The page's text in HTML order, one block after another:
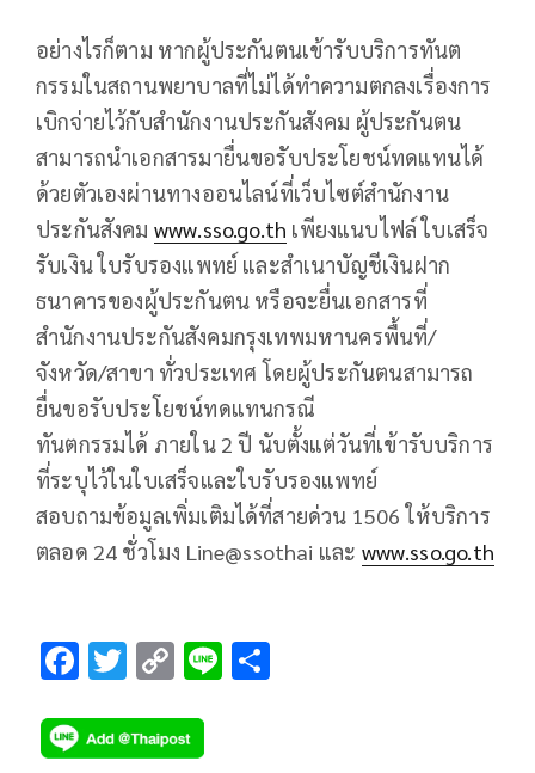
อย่างไรก็ตาม หากผู้ประกันตนเข้ารับบริการทันต
กรรมในสถานพยาบาลที่ไม่ได้ทำความตกลงเรื่องการ
เบิกจ่ายไว้กับสำนักงานประกันสังคม ผู้ประกันตน
สามารถนำเอกสารมายื่นขอรับประโยชน์ทดแทนได้
ด้วยตัวเองผ่านทางออนไลน์ที่เว็บไซต์สำนักงาน
ประกันสังคม www.sso.go.th เพียงแนบไฟล์ ใบเสร็จ
รับเงิน ใบรับรองแพทย์ และสำเนาบัญชีเงินฝาก
ธนาคารของผู้ประกันตน หรือจะยื่นเอกสารที่
สำนักงานประกันสังคมกรุงเทพมหานครพื้นที่/
จังหวัด/สาขา ทั่วประเทศ โดยผู้ประกันตนสามารถ
ยื่นขอรับประโยชน์ทดแทนกรณี
ทันตกรรมได้ ภายใน 2 ปี นับตั้งแต่วันที่เข้ารับบริการ
ที่ระบุไว้ในใบเสร็จและใบรับรองแพทย์
สอบถามข้อมูลเพิ่มเติมได้ที่สายด่วน 1506 ให้บริการ
ตลอด 24 ชั่วโมง Line@ssothai และ www.sso.go.th
F
e
T
tt
C
p
Li